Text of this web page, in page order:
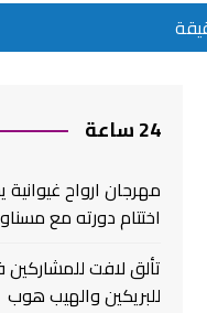
24 ساعة
مهرجان ارواح
اختتام دورته مع
تألق لافت
للبريكين والهيب هوب